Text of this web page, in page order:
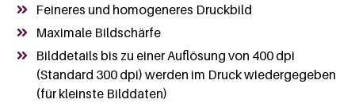
Feineres und homogeneres Druckbild
Maximale Bildschärfe
Bilddetails bis zu einer Auflösung von 400 dpi
(Standard 300 dpi) werden im Druck wiedergegeben
(für kleinste Bilddaten)